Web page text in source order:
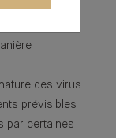
sur votre
des virus
prévisibles
par certaines